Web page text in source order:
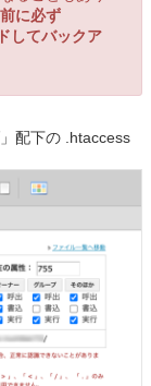
に必ず
してバックア
配下の .htaccess